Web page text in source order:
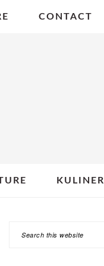
CONTACT
KULINER
PRIMARY
Search